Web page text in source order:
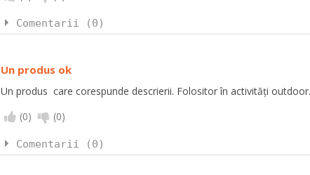
Comentarii (0)
Un produs ok
Un produs care corespunde descrierii. Folositor în activități outdoor.
(0) (0)
Comentarii (0)